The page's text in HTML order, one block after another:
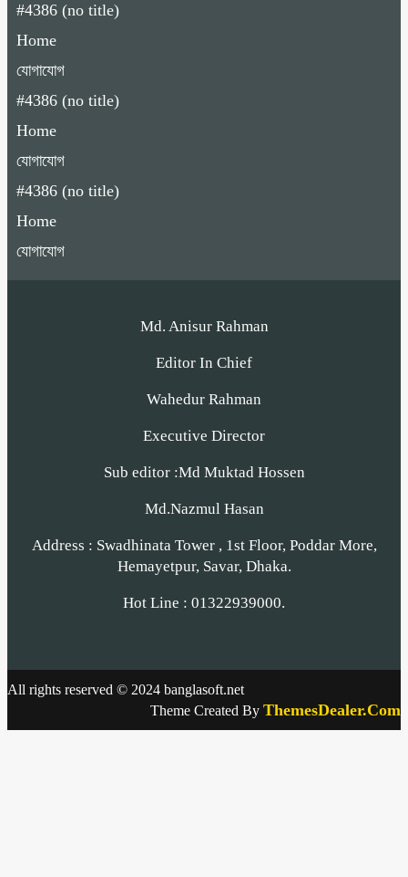
#4386 (no title)
Home
যোগাযোগ
#4386 (no title)
Home
যোগাযোগ
#4386 (no title)
Home
যোগাযোগ
Md. Anisur Rahman
Editor In Chief
Wahedur Rahman
Executive Director
Sub editor :Md Muktad Hossen
Md.Nazmul Hasan
Address : Swadhinata Tower , 1st Floor, Poddar More,
Hemayetpur, Savar, Dhaka.
Hot Line : 01322939000.
All rights reserved © 2024 banglasoft.net
Theme Created By ThemesDealer.Com